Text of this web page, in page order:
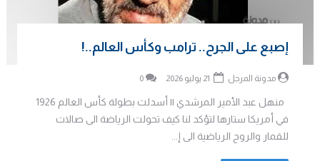
إصبع على الجرح.. ترامب وكأس العالم..!
مدونة المرجل 0
منهل عبد الأمير المرشدي || أسدلت بطولة كأس العالم 1926
في أمريكا ستارها لتؤكد لنا كيف تحولت الرياضة الى صالات
للقمار والروح الرياضية الى إ...